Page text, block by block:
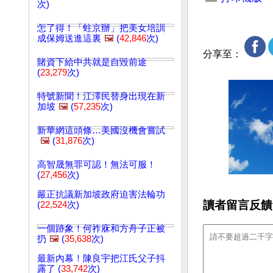
次)
怎了得！「蛀京辦」把美女培訓
成保姆送進這裏 🖼️ (42,846次)
賭資下給中共就是自毀前途
(23,279次)
特號新聞！江澤民替身出現在新
加坡 🖼️ (57,235次)
新華網這頭條…美國沒機會嘗試
🖼️ (31,876次)
高智晟無罪可認！無法可服！
(27,456次)
嚴正抗議新加坡政府迫害法輪功
(22,524次)
一個跡象！何祚庥和方舟子正被
扔 🖼️ (35,638次)
最新內幕！陳良宇把江氏父子抖
露了 (33,742次)
分享至：
讀者留言反